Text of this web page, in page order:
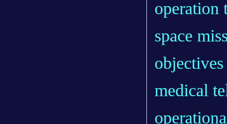
operation
space
medical